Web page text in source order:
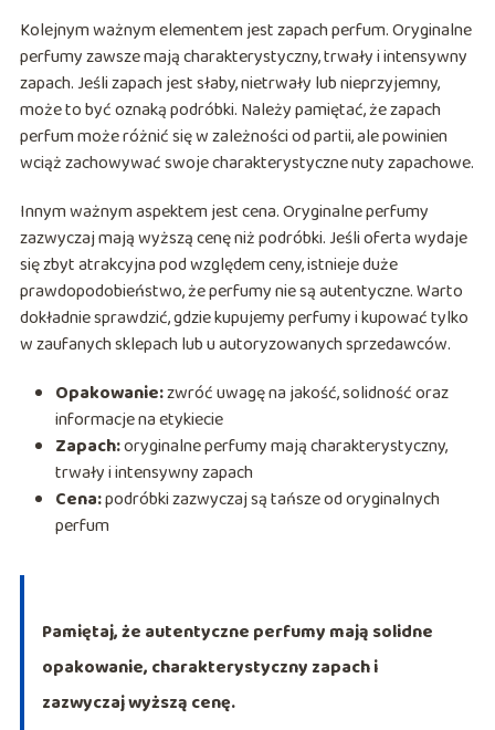
Kolejnym ważnym elementem jest zapach perfum. Oryginalne
perfumy zawsze mają charakterystyczny, trwały i intensywny
zapach. Jeśli zapach jest słaby, nietrwały lub nieprzyjemny,
może to być oznaką podróbki. Należy pamiętać, że zapach
perfum może różnić się w zależności od partii, ale powinien
wciąż zachowywać swoje charakterystyczne nuty zapachowe.
Innym ważnym aspektem jest cena. Oryginalne perfumy
zazwyczaj mają wyższą cenę niż podróbki. Jeśli oferta wydaje
się zbyt atrakcyjna pod względem ceny, istnieje duże
prawdopodobieństwo, że perfumy nie są autentyczne. Warto
dokładnie sprawdzić, gdzie kupujemy perfumy i kupować tylko
w zaufanych sklepach lub u autoryzowanych sprzedawców.
Opakowanie:zwróć uwagę na jakość, solidność oraz
informacje na etykiecie
Zapach:oryginalne perfumy mają charakterystyczny,
trwały i intensywny zapach
Cena:podróbki zazwyczaj są tańsze od oryginalnych
perfum
Pamiętaj, że autentyczne perfumy mają solidne
opakowanie, charakterystyczny zapach i
zazwyczaj wyższą cenę.